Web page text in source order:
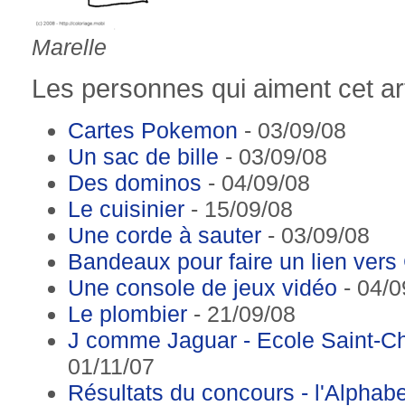
Marelle
Les personnes qui aiment cet
Cartes Pokemon - 03/09/08
Un sac de bille - 03/09/08
Des dominos - 04/09/08
Le cuisinier - 15/09/08
Une corde à sauter - 03/09/08
Bandeaux pour faire un lien
Une console de jeux vidéo - 04/
Le plombier - 21/09/08
J comme Jaguar - Ecole Saint-
01/11/07
Résultats du concours -